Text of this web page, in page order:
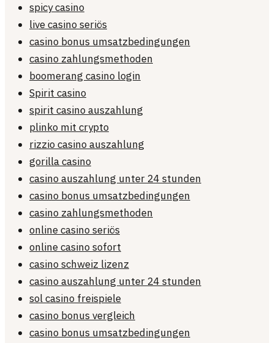
spicy casino
live casino seriös
casino bonus umsatzbedingungen
casino zahlungsmethoden
boomerang casino login
Spirit casino
spirit casino auszahlung
plinko mit crypto
rizzio casino auszahlung
gorilla casino
casino auszahlung unter 24 stunden
casino bonus umsatzbedingungen
casino zahlungsmethoden
online casino seriös
online casino sofort
casino schweiz lizenz
casino auszahlung unter 24 stunden
sol casino freispiele
casino bonus vergleich
casino bonus umsatzbedingungen